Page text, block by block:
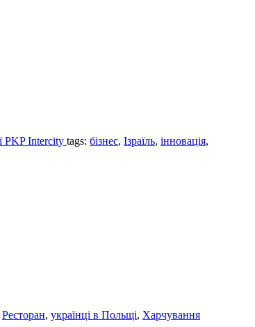
PKP Intercity tags: бізнес, Ізраїль, інновація,
Ресторан, українці в Польщі, Харчування